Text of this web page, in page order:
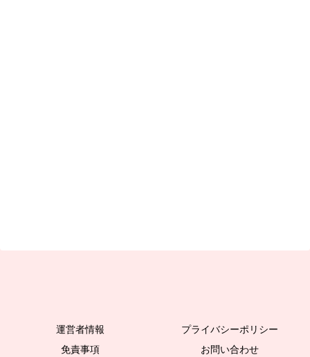
運営者情報
プライバシーポリシー
免責事項
お問い合わせ